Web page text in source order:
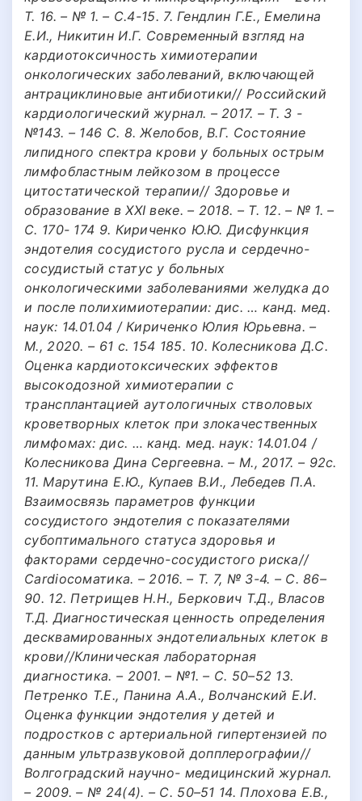
Т. 16. – № 1. – С.4-15. 7. Гендлин Г.Е., Емелина
Е.И., Никитин И.Г. Современный взгляд на
кардиотоксичность химиотерапии
онкологических заболеваний, включающей
антрациклиновые антибиотики// Российский
кардиологический журнал. – 2017. – Т. 3 -
№143. – 146 С. 8. Желобов, В.Г. Состояние
липидного спектра крови у больных острым
лимфобластным лейкозом в процессе
цитостатической терапии// Здоровье и
образование в XXI веке. – 2018. – Т. 12. – № 1. –
С. 170- 174 9. Кириченко Ю.Ю. Дисфункция
эндотелия сосудистого русла и сердечно-
сосудистый статус у больных
онкологическими заболеваниями желудка до
и после полихимиотерапии: дис. … канд. мед.
наук: 14.01.04 / Кириченко Юлия Юрьевна. –
М., 2020. – 61 с. 154 185. 10. Колесникова Д.С.
Оценка кардиотоксических эффектов
высокодозной химиотерапии с
трансплантацией аутологичных стволовых
кроветворных клеток при злокачественных
лимфомах: дис. … канд. мед. наук: 14.01.04 /
Колесникова Дина Сергеевна. – М., 2017. – 92с.
11. Марутина Е.Ю., Купаев В.И., Лебедев П.А.
Взаимосвязь параметров функции
сосудистого эндотелия с показателями
субоптимального статуса здоровья и
факторами сердечно-сосудистого риска//
Cardioсоматика. – 2016. – Т. 7, № 3-4. – С. 86–
90. 12. Петрищев Н.Н., Беркович Т.Д., Власов
Т.Д. Диагностическая ценность определения
десквамированных эндотелиальных клеток в
крови//Клиническая лабораторная
диагностика. – 2001. – №1. – С. 50–52 13.
Петренко Т.Е., Панина А.А., Волчанский Е.И.
Оценка функции эндотелия у детей и
подростков с артериальной гипертензией по
данным ультразвуковой допплерографии//
Волгоградский научно- медицинский журнал.
– 2009. – № 24(4). – С. 50–51 14. Плохова Е.В.,